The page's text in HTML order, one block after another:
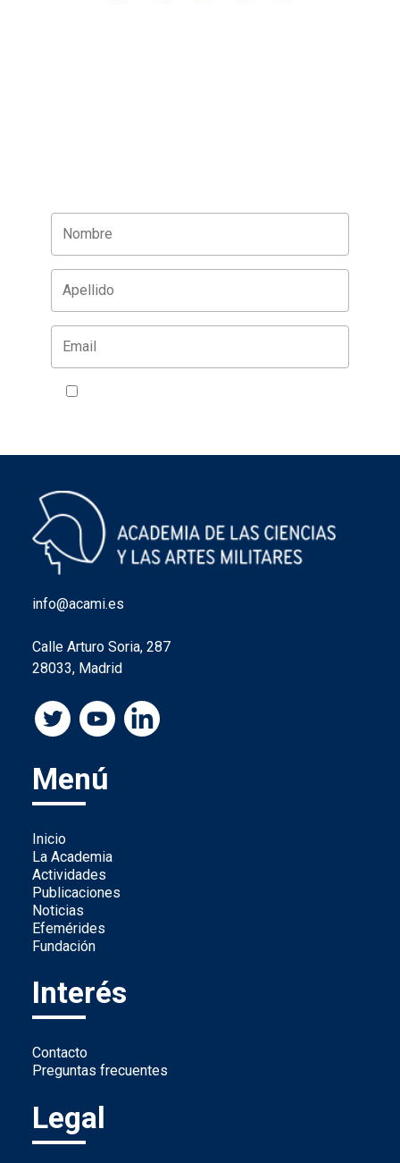
info@acami.es
Calle Arturo Soria, 287
28033, Madrid
Menú
Inicio
La Academia
Actividades
Publicaciones
Noticias
Efemérides
Fundación
Interés
Contacto
Preguntas frecuentes
Legal